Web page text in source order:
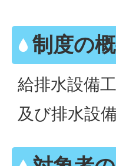
制度の
給排水設備
及び排水設